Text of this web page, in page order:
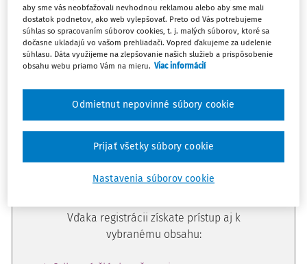
Ups, zatiaľ ste si prečítali len
začiatok...
Celý odborný obsah z tejto oblasti je
dostupný predplatiteľom portálu.
Odomknite si prístup k odbornému
obsahu a získajte prístup na 10 dní
zdarma, stačí sa len zaregistrovať.
Vďaka registrácii získate prístup aj k
vybranému obsahu:
aby sme vás neobťažovali nevhodnou reklamou alebo aby sme mali
dostatok podnetov, ako web vylepšovať. Preto od Vás potrebujeme
súhlas so spracovaním súborov cookies, t. j. malých súborov, ktoré sa
dočasne ukladajú vo vašom prehliadači. Vopred ďakujeme za udelenie
súhlasu. Dáta využijeme na zlepšovanie našich služieb a prispôsobenie
obsahu webu priamo Vám na mieru. Viac informácií
Nastavenia súborov cookie
Odmietnut nepovinné súbory cookie
Prijať všetky súbory cookie